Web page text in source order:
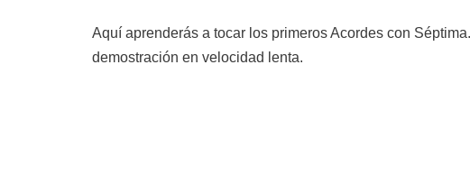
Aquí aprenderás a tocar los primeros Acordes con
demostración en velocidad lenta.